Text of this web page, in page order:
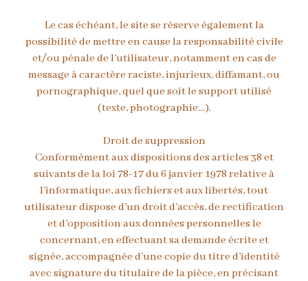
Le cas échéant, le site se réserve également la
possibilité de mettre en cause la responsabilité civile
et/ou pénale de l’utilisateur, notamment en cas de
message à caractère raciste, injurieux, diffamant, ou
pornographique, quel que soit le support utilisé
(texte, photographie…).
Droit de suppression
Conformément aux dispositions des articles 38 et
suivants de la loi 78-17 du 6 janvier 1978 relative à
l’informatique, aux fichiers et aux libertés, tout
utilisateur dispose d’un droit d’accès, de rectification
et d’opposition aux données personnelles le
concernant, en effectuant sa demande écrite et
signée, accompagnée d’une copie du titre d’identité
avec signature du titulaire de la pièce, en précisant